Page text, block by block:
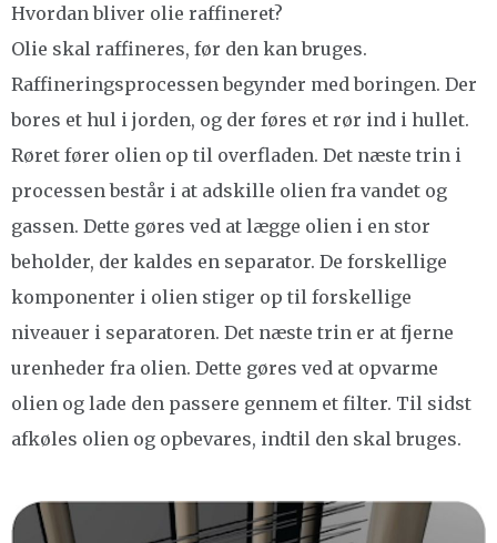
Hvordan bliver olie raffineret?
Olie skal raffineres, før den kan bruges.
Raffineringsprocessen begynder med boringen. Der
bores et hul i jorden, og der føres et rør ind i hullet.
Røret fører olien op til overfladen. Det næste trin i
processen består i at adskille olien fra vandet og
gassen. Dette gøres ved at lægge olien i en stor
beholder, der kaldes en separator. De forskellige
komponenter i olien stiger op til forskellige
niveauer i separatoren. Det næste trin er at fjerne
urenheder fra olien. Dette gøres ved at opvarme
olien og lade den passere gennem et filter. Til sidst
afkøles olien og opbevares, indtil den skal bruges.